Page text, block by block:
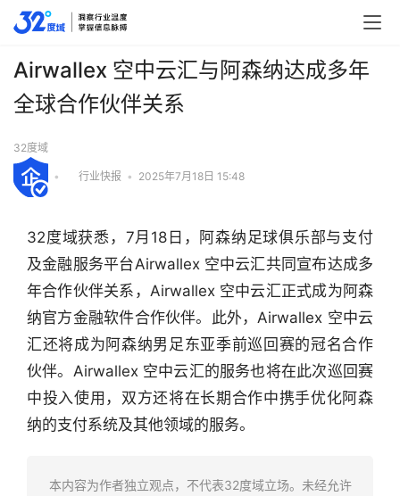
行
快
Airwallex 空中云汇与阿森纳达成多年
全球合作伙伴关系
32度域
• 行业快报 • 2025年7月18日 15:48
32度域获悉，7月18日，阿森纳足球俱乐部与支付
及金融服务平台Airwallex 空中云汇共同宣布达成多
年合作伙伴关系，Airwallex 空中云汇正式成为阿森
纳官方金融软件合作伙伴。此外，Airwallex 空中云
汇还将成为阿森纳男足东亚季前巡回赛的冠名合作
伙伴。Airwallex 空中云汇的服务也将在此次巡回赛
中投入使用，双方还将在长期合作中携手优化阿森
纳的支付系统及其他领域的服务。
本内容为作者独立观点，不代表32度域立场。未经允许